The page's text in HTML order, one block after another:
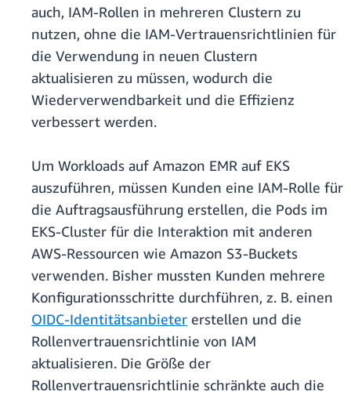
auch, IAM-Rollen in mehreren Clustern zu
nutzen, ohne die IAM-Vertrauensrichtlinien für
die Verwendung in neuen Clustern
aktualisieren zu müssen, wodurch die
Wiederverwendbarkeit und die Effizienz
verbessert werden.
Um Workloads auf Amazon EMR auf EKS
auszuführen, müssen Kunden eine IAM-Rolle für
die Auftragsausführung erstellen, die Pods im
EKS-Cluster für die Interaktion mit anderen
AWS-Ressourcen wie Amazon S3-Buckets
verwenden. Bisher mussten Kunden mehrere
Konfigurationsschritte durchführen, z. B. einen
OIDC-Identitätsanbieter erstellen und die
Rollenvertrauensrichtlinie von IAM
aktualisieren. Die Größe der
Rollenvertrauensrichtlinie schränkte auch die